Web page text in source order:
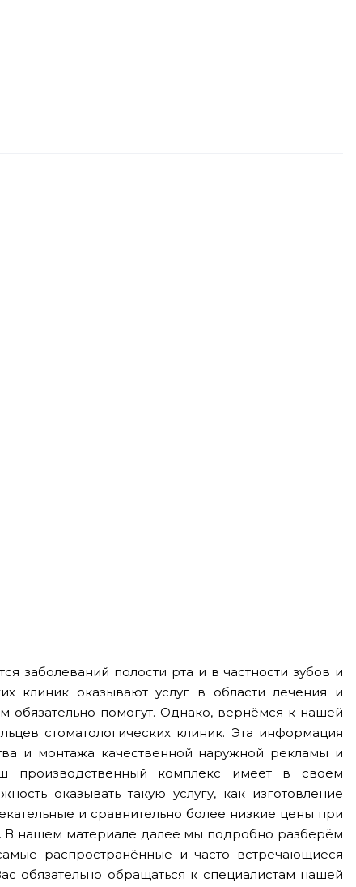
заболеваний полости рта и в частности зубов и
клиник оказывают услуг в области лечения и
обязательно помогут. Однако, вернёмся к нашей
стоматологических клиник. Эта информация
и монтажа качественной наружной рекламы и
производственный комплекс имеет в своём
оказывать такую услугу, как изготовление
и сравнительно более низкие цены при
В нашем материале далее мы подробно разберём
распространённые и часто встречающиеся
обязательно обращаться к специалистам нашей